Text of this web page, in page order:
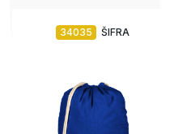
ŠIFRA
34035